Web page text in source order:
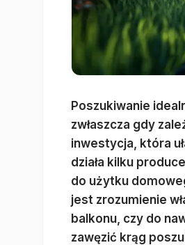
Poszukiwanie
zwłaszcza gdy
inwestycja, która
działa kilku
do użytku
jest zrozumienie
balkonu, czy do
zawęzić krąg